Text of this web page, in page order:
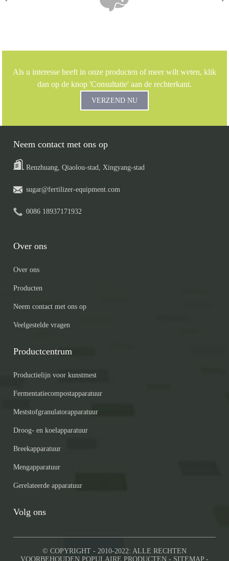
Als u interesse heeft in onze producten of meer wilt weten, klik
dan op de knop 'Consultatie' aan de rechterkant.
VERZEND NU
Neem contact met ons op
Renzhuang, Qiaolou-stad, Xingyang-stad
sugar@fertilizer-equipment.com
0086 18937171932
Over ons
Over ons
Producten
Neem contact met ons op
Veelgestelde vragen
Productcentrum
Productielijn voor kunstmest
Fermentatiecompostapparatuur
Meststofgranulatorapparatuur
Droog- en koelapparatuur
Breekapparatuur
Mengapparatuur
Gerelateerde apparatuur
Volg ons
© COPYRIGHT - 2010-2022: ALLE RECHTEN
VOORBEHOUDEN. POPULAIRE PRODUCTEN- SITEMAP-